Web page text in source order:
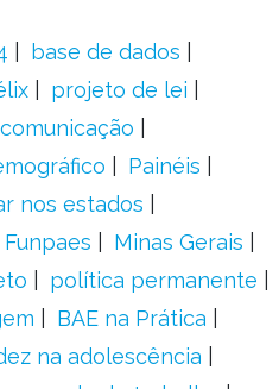
base de dados
projeto de lei
comunicação
Painéis
nos estados
Funpaes
Minas Gerais
política permanente
BAE na Prática
na adolescência